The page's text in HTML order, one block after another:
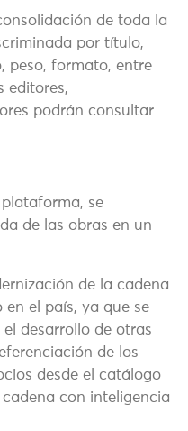
de toda la
por título,
peso, formato, entre
editores,
podrán consultar
se
de las obras en un
de la cadena
el país, ya que se
desarrollo de otras
de los
desde el catálogo
con inteligencia